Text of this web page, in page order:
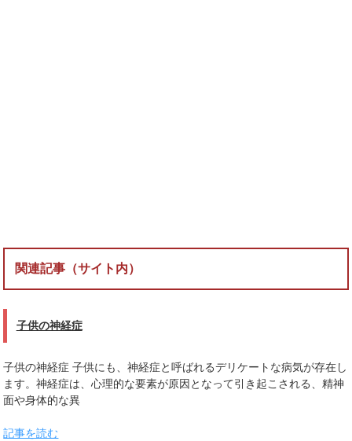
関連記事（サイト内）
子供の神経症
子供の神経症 子供にも、神経症と呼ばれるデリケートな病気が存在し
ます。神経症は、心理的な要素が原因となって引き起こされる、精神
面や身体的な異
記事を読む